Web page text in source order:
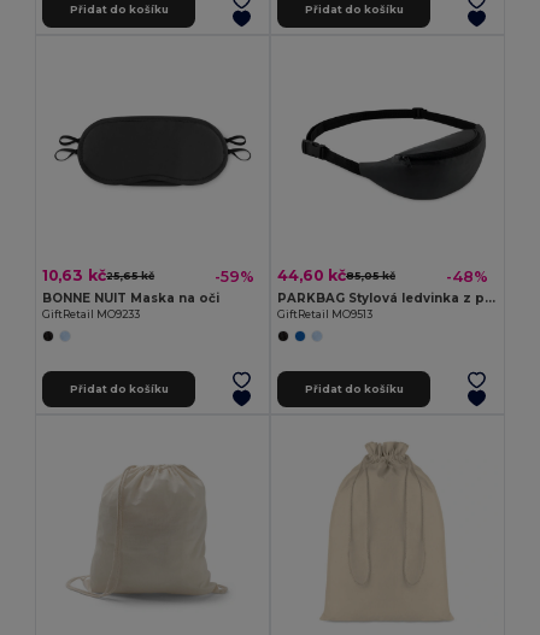
Přidat do košíku Přidat do košíku
10,63 kč25,65 kč -59%
BONNE NUIT Maska na oči
GiftRetail MO9233
Přidat do košíku
44,60 kč85,05 kč -48%
PARKBAG Stylová ledvinka z polyesteru 210D s nastavitelným páskem
GiftRetail MO9513
Přidat do košíku